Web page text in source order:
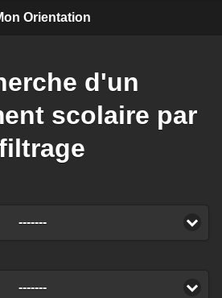
Orientation
d'un
scolaire par
-------
-------